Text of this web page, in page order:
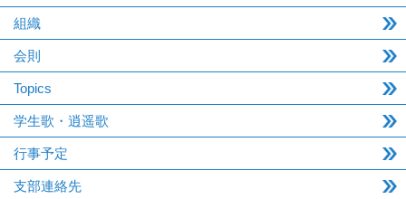
組織
会則
Topics
学生歌・逍遥歌
行事予定
支部連絡先